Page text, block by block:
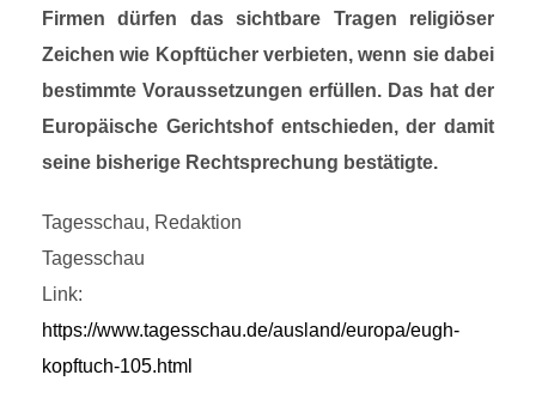
Firmen dürfen das sichtbare Tragen religiöser
Zeichen wie Kopftücher verbieten, wenn sie dabei
bestimmte Voraussetzungen erfüllen. Das hat der
Europäische Gerichtshof entschieden, der damit
seine bisherige Rechtsprechung bestätigte.
Tagesschau, Redaktion
Tagesschau
Link:
https://www.tagesschau.de/ausland/europa/eugh-
kopftuch-105.html